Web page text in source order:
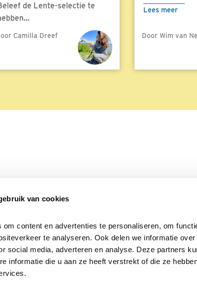
van cookies
om content en advertenties te personaliseren, om
te analyseren. Ook delen we informatie
social media, adverteren en analyse. Deze partners
informatie die u aan ze heeft verstrekt of die ze
de Lente-selectie te
meer
Camilla Dreef
Lees meer
Door Wim van